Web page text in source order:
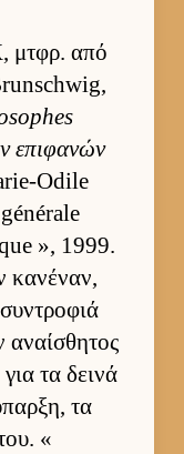
μτ­φρ. από
επιφανών
Odile
», 1999.
κανέναν,
τα δεινά
τα
«